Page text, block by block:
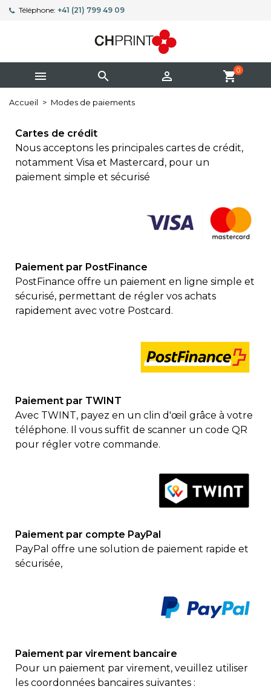
Téléphone: +41 (21) 799 49 09
   shopping_cart0
Accueil Modes de paiements
Cartes de crédit
Nous acceptons les principales cartes de crédit,
notamment Visa et Mastercard, pour un
paiement simple et sécurisé
Paiement par PostFinance
PostFinance offre un paiement en ligne simple et
sécurisé, permettant de régler vos achats
rapidement avec votre Postcard.
Paiement par TWINT
Avec TWINT, payez en un clin d'œil grâce à votre
téléphone. Il vous suffit de scanner un code QR
pour régler votre commande.
Paiement par compte PayPal
PayPal offre une solution de paiement rapide et
sécurisée,
Paiement par virement bancaire
Pour un paiement par virement, veuillez utiliser
les coordonnées bancaires suivantes :